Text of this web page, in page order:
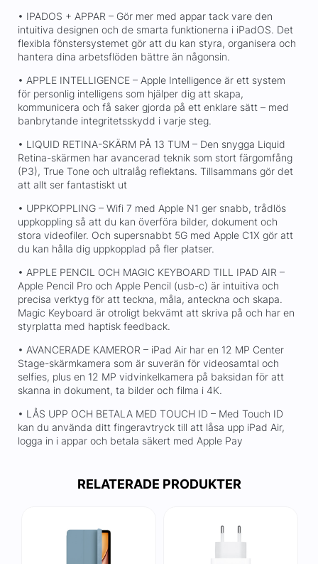
• IPADOS + APPAR – Gör mer med appar tack vare den
intuitiva designen och de smarta funktionerna i iPadOS. Det
flexibla fönstersystemet gör att du kan styra, organisera och
hantera dina arbetsflöden bättre än någonsin.
• APPLE INTELLIGENCE – Apple Intelligence är ett system
för personlig intelligens som hjälper dig att skapa,
kommunicera och få saker gjorda på ett enklare sätt – med
banbrytande integritetsskydd i varje steg.
• LIQUID RETINA-SKÄRM PÅ 13 TUM – Den snygga Liquid
Retina-skärmen har avancerad teknik som stort färgomfång
(P3), True Tone och ultralåg reflektans. Tillsammans gör det
att allt ser fantastiskt ut
• UPPKOPPLING – Wifi 7 med Apple N1 ger snabb, trådlös
uppkoppling så att du kan överföra bilder, dokument och
stora videofiler. Och supersnabbt 5G med Apple C1X gör att
du kan hålla dig uppkopplad på fler platser.
• APPLE PENCIL OCH MAGIC KEYBOARD TILL IPAD AIR –
Apple Pencil Pro och Apple Pencil (usb-c) är intuitiva och
precisa verktyg för att teckna, måla, anteckna och skapa.
Magic Keyboard är otroligt bekvämt att skriva på och har en
styrplatta med haptisk feedback.
• AVANCERADE KAMEROR – iPad Air har en 12 MP Center
Stage-skärmkamera som är suverän för videosamtal och
selfies, plus en 12 MP vidvinkelkamera på baksidan för att
skanna in dokument, ta bilder och filma i 4K.
• LÅS UPP OCH BETALA MED TOUCH ID – Med Touch ID
kan du använda ditt fingeravtryck till att låsa upp iPad Air,
logga in i appar och betala säkert med Apple Pay
RELATERADE PRODUKTER